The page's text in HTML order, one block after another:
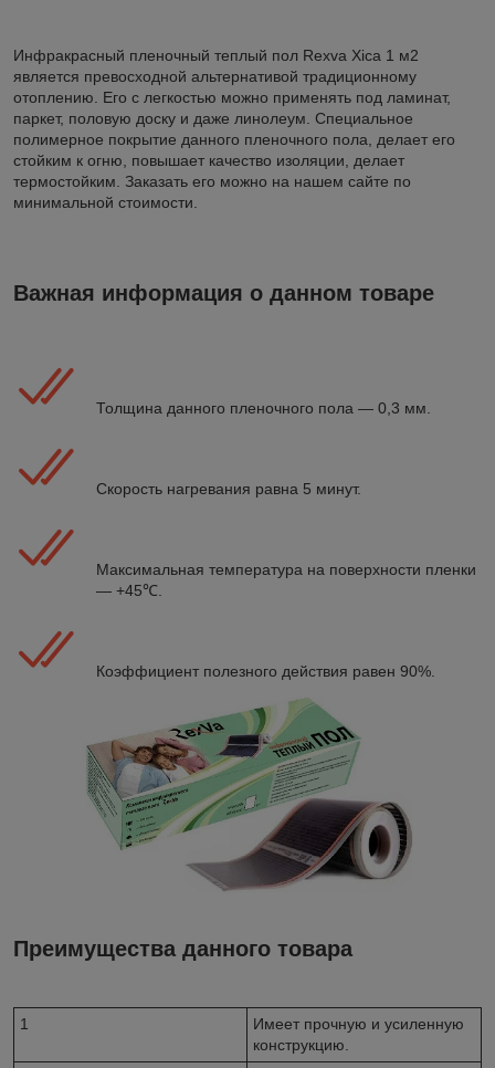
Инфракрасный пленочный теплый пол Rexva Xica 1 м2
является превосходной альтернативой традиционному
отоплению. Его с легкостью можно применять под ламинат,
паркет, половую доску и даже линолеум. Специальное
полимерное покрытие данного пленочного пола, делает его
стойким к огню, повышает качество изоляции, делает
термостойким. Заказать его можно на нашем сайте по
минимальной стоимости.
Важная информация о данном товаре
Толщина данного пленочного пола ― 0,3 мм.
Скорость нагревания равна 5 минут.
Максимальная температура на поверхности пленки
― +45℃.
Коэффициент полезного действия равен 90%.
Преимущества данного товара
1
Имеет прочную и усиленную
конструкцию.